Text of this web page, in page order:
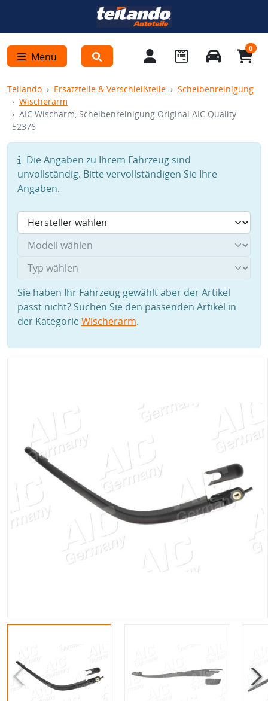
Menü
0
Teilando Ersatzteile & Verschleißteile
Scheibenreinigung
Wischerarm
AIC Wischarm, Scheibenreinigung Original AIC Quality
52376
Die Angaben zu Ihrem Fahrzeug sind
unvollständig. Bitte vervollständigen Sie Ihre
Angaben.
Sie haben Ihr Fahrzeug gewählt aber der Artikel
passt nicht? Suchen Sie den passenden Artikel in
der KategorieWischerarm.